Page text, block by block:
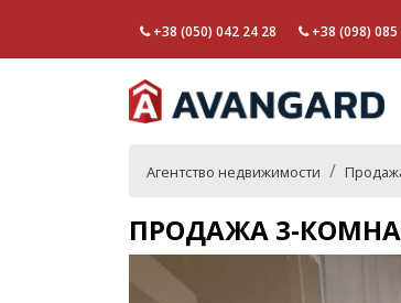
+38 (050) 042 24 28 +38 (098) 085
Агентство недвижимости
ПРОДАЖА 3-